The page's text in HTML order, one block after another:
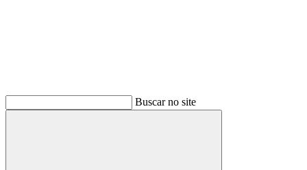
Buscar no site